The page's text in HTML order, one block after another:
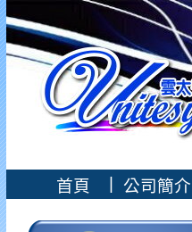
首頁 公司簡介